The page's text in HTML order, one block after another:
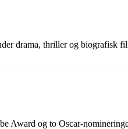
drama, thriller og biografisk
Award og to Oscar-